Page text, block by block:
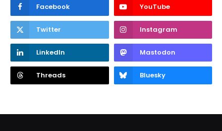
Facebook YouTube
Twitter Instagram
LinkedIn Mastodon
Threads Bluesky